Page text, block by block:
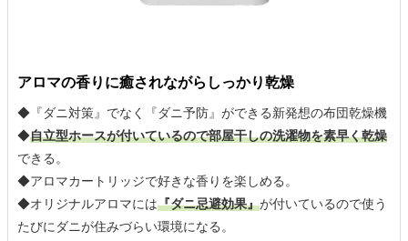
アロマの香りに癒されながらしっかり乾燥
◆『ダニ対策』でなく『ダニ予防』ができる新発想の布団乾燥機
◆自立型ホースが付いているので部屋干しの洗濯物を素早く乾燥
できる。
◆アロマカートリッジで好きな香りを楽しめる。
◆オリジナルアロマには『ダニ忌避効果』が付いているので使う
たびにダニが住みづらい環境になる。